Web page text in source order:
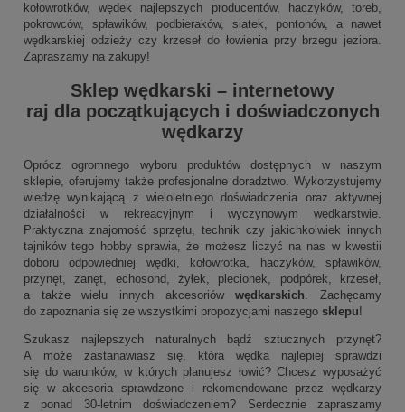
kołowrotków, wędek najlepszych producentów, haczyków, toreb,
pokrowców, spławików, podbieraków, siatek, pontonów, a nawet
wędkarskiej odzieży czy krzeseł do łowienia przy brzegu jeziora.
Zapraszamy na zakupy!
Sklep wędkarski – internetowy
raj dla początkujących i doświadczonych
wędkarzy
Oprócz ogromnego wyboru produktów dostępnych w naszym
sklepie, oferujemy także profesjonalne doradztwo. Wykorzystujemy
wiedzę wynikającą z wieloletniego doświadczenia oraz aktywnej
działalności w rekreacyjnym i wyczynowym wędkarstwie.
Praktyczna znajomość sprzętu, technik czy jakichkolwiek innych
tajników tego hobby sprawia, że możesz liczyć na nas w kwestii
doboru odpowiedniej wędki, kołowrotka, haczyków, spławików,
przynęt, zanęt, echosond, żyłek, plecionek, podpórek, krzeseł,
a także wielu innych akcesoriówwędkarskich . Zachęcamy
do zapoznania się ze wszystkimi propozycjami naszego sklepu!
Szukasz najlepszych naturalnych bądź sztucznych przynęt?
A może zastanawiasz się, która wędka najlepiej sprawdzi
się do warunków, w których planujesz łowić? Chcesz wyposażyć
się w akcesoria sprawdzone i rekomendowane przez wędkarzy
z ponad 30-letnim doświadczeniem? Serdecznie zapraszamy